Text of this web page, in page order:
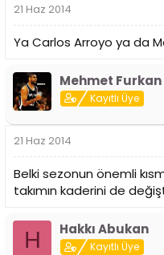
21 Haz 2014
Ya Carlos Arroyo ya da
Mehmet
Kayıtlı Üye
21 Haz 2014
Belki sezonun önemli
takımın kaderini de
H Hakkı Abukan
Kayıtlı Üye